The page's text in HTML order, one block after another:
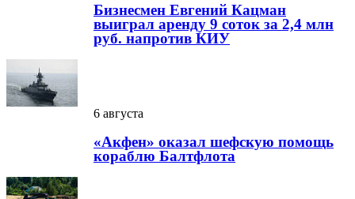
Бизнесмен Евгений Кацман
выиграл аренду 9 соток за 2,4 млн
руб. напротив КИУ
6 августа
«Акфен» оказал шефскую помощь
кораблю Балтфлота